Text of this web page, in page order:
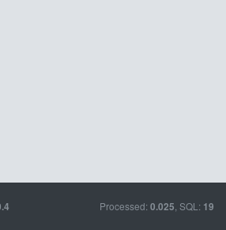
Processed: 0.025 , SQL: 19